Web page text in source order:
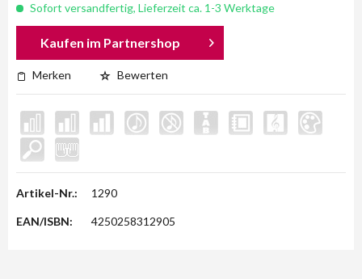
Sofort versandfertig, Lieferzeit ca. 1-3 Werktage
Kaufen im Partnershop
Merken Bewerten
Artikel-Nr.: 1290
EAN/ISBN: 4250258312905